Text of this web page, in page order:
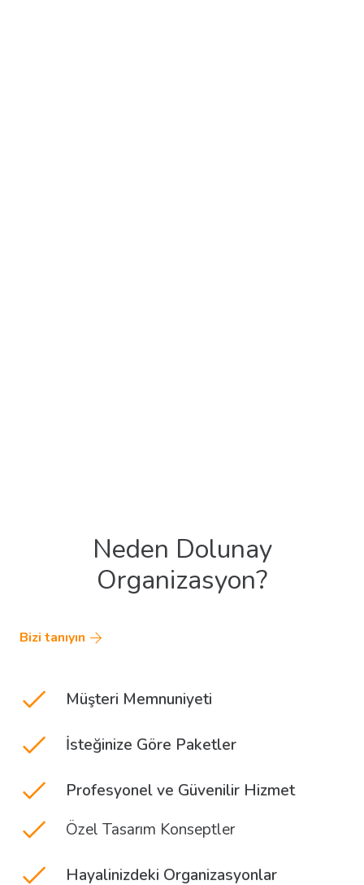
Neden Dolunay
Organizasyon?
Bizi tanıyın
Müşteri Memnuniyeti
İsteğinize Göre Paketler
Profesyonel ve Güvenilir Hizmet
Özel Tasarım Konseptler
Hayalinizdeki Organizasyonlar